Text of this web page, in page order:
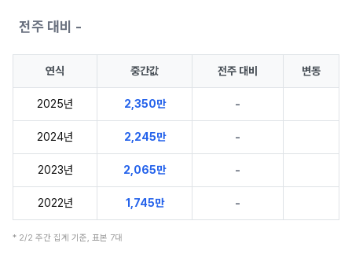
전주 대비 -
연식 중간값 전주 대비 변동
2025년 2,350만 -
2024년 2,245만 -
2023년 2,065만 -
2022년 1,745만 -
* 2/2 주간 집계 기준, 표본 7대